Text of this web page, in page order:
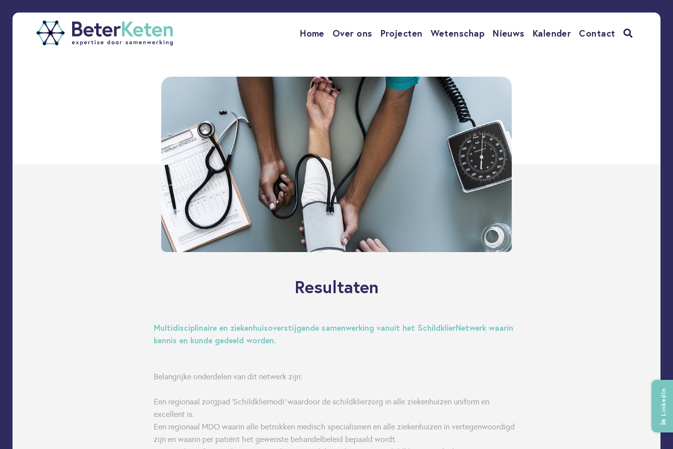
Home Over ons Projecten Wetenschap Nieuws Kalender Contact
LinkedIn
Resultaten
Multidisciplinaire en ziekenhuisoverstijgende samenwerking vanuit het SchildklierNetwerk waarin
kennis en kunde gedeeld worden.
Belangrijke onderdelen van dit netwerk zijn:
Een regionaal zorgpad 'Schildkliernodi' waardoor de schildklierzorg in alle ziekenhuizen uniform en
excellent is.
Een regionaal MDO waarin alle betrokken medisch specialismen en alle ziekenhuizen in vertegenwoordigd
zijn en waarin per patiënt het gewenste behandelbeleid bepaald wordt.